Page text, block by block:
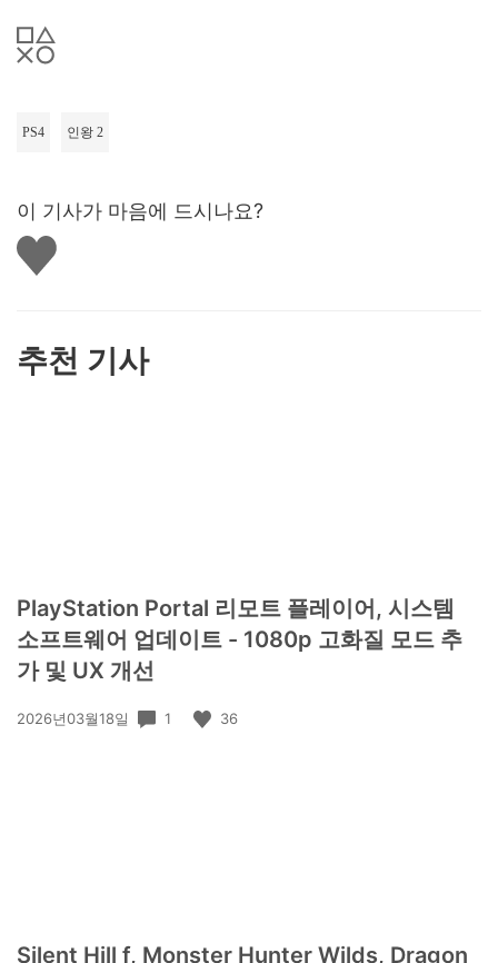
PS4 인왕 2
이 기사가 마음에 드시나요?
좋
아
추천 기사
PlayStation Portal 리모트 플레이어, 시스템
소프트웨어 업데이트 - 1080p 고화질 모드 추
가 및 UX 개선
공
2026년03월18일 1 36
Silent Hill f, Monster Hunter Wilds, Dragon